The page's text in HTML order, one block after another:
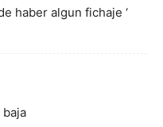
haber algun fichaje ‘